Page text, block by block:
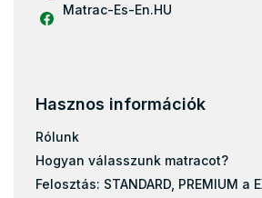
Matrac-Es-En.HU
Hasznos információk
Rólunk
Hogyan válasszunk matracot?
Felosztás: STANDARD, PREMIUM a